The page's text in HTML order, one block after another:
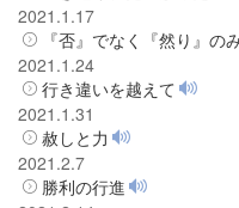
2021.1.17
『否』でなく『然り』の
2021.1.24
行き違いを越えて
2021.1.31
赦しと力
2021.2.7
勝利の行進